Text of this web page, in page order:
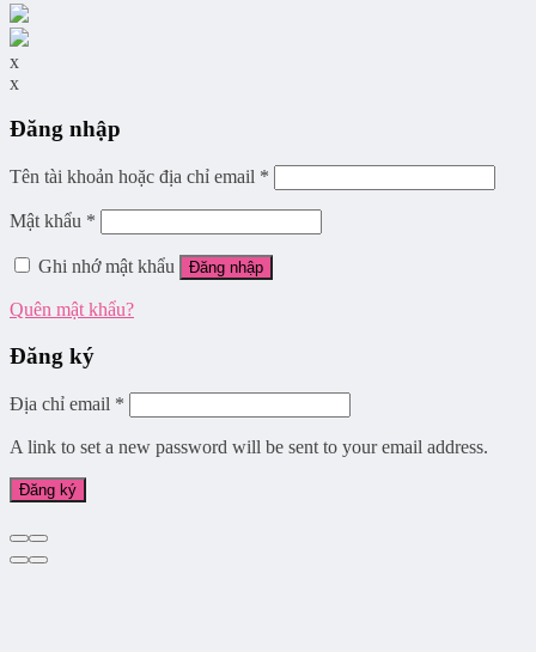
x
x
Đăng nhập
Tên tài khoản hoặc địa chỉ email *
Mật khẩu *
Ghi nhớ mật khẩu Đăng nhập
Quên mật khẩu?
Đăng ký
Địa chỉ email *
A link to set a new password will be sent to your email address.
Đăng ký